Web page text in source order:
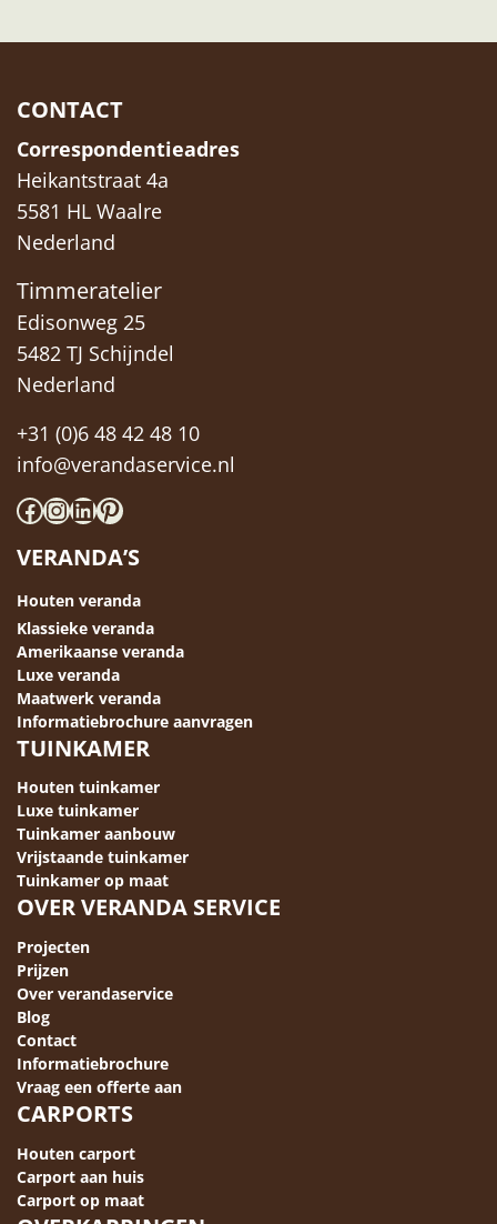
CONTACT
Correspondentieadres
Heikantstraat 4a
5581 HL Waalre
Nederland
Timmeratelier
Edisonweg 25
5482 TJ Schijndel
Nederland
+31 (0)6 48 42 48 10
info@verandaservice.nl
Facebook InstagramLinkedIn Pinterest
VERANDA’S
Houten veranda
Klassieke veranda
Amerikaanse veranda
Luxe veranda
Maatwerk veranda
Informatiebrochure aanvragen
TUINKAMER
Houten tuinkamer
Luxe tuinkamer
Tuinkamer aanbouw
Vrijstaande tuinkamer
Tuinkamer op maat
OVER VERANDA SERVICE
Projecten
Prijzen
Over verandaservice
Blog
Contact
Informatiebrochure
Vraag een offerte aan
CARPORTS
Houten carport
Carport aan huis
Carport op maat